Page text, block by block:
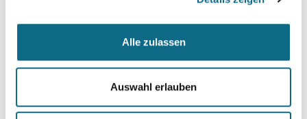
Alle zulassen
Auswahl erlauben